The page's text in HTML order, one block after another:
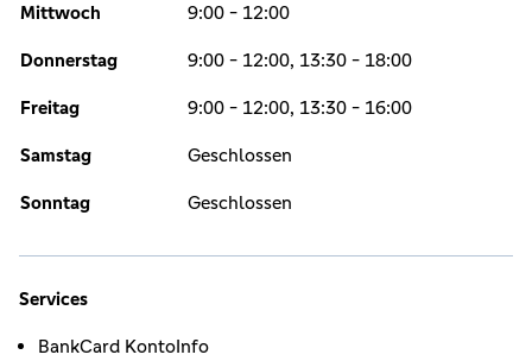
Mittwoch 9:00 - 12:00
Donnerstag 9:00 - 12:00, 13:30 - 18:00
Freitag 9:00 - 12:00, 13:30 - 16:00
Samstag Geschlossen
Sonntag Geschlossen
Services
BankCard KontoInfo